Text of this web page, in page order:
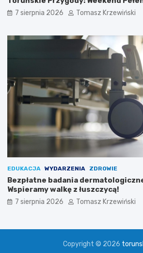
7 sierpnia 2026 Tomasz Krzewiński
EDUKACJA WYDARZENIA ZDROWIE
Bezpłatne badania
Wspieramy walkę z łuszczycą!
7 sierpnia 2026 Tomasz Krzewiński
Copyright © 2026